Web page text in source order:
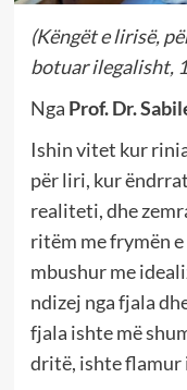
(Këngët e lirisë,
botuar ilegalisht,
Nga Prof. Dr.
Ishin vitet kur
për liri, kur
realiteti, dhe
ritëm me frymën e
mbushur me
ndizej nga fjala
fjala ishte më
dritë, ishte